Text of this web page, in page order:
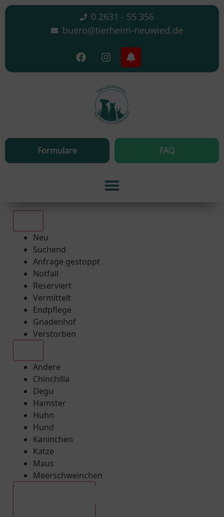
0 2631 - 55 356
buero@tierheim-neuwied.de
Formulare FAQ
Neu
Suchend
Anfrage gestoppt
Notfall
Reserviert
Vermittelt
Endpflege
Gnadenhof
Verstorben
Andere
Chinchilla
Degu
Hamster
Huhn
Hund
Kaninchen
Katze
Maus
Meerschweinchen